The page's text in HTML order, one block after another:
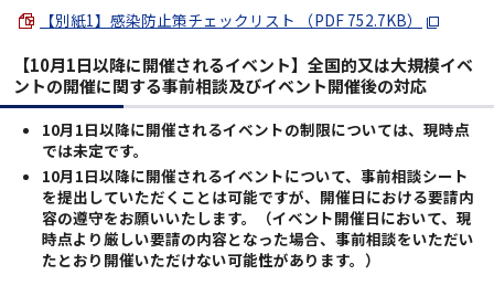
【別紙1】感染防止策チェックリスト （PDF 752.7KB）
【10月1日以降に開催されるイベント】全国的又は大規模イベ
ントの開催に関する事前相談及びイベント開催後の対応
10月1日以降に開催されるイベントの制限については、現時点
では未定です。
10月1日以降に開催されるイベントについて、事前相談シート
を提出していただくことは可能ですが、開催日における要請内
容の遵守をお願いいたします。（イベント開催日において、現
時点より厳しい要請の内容となった場合、事前相談をいただい
たとおり開催いただけない可能性があります。）